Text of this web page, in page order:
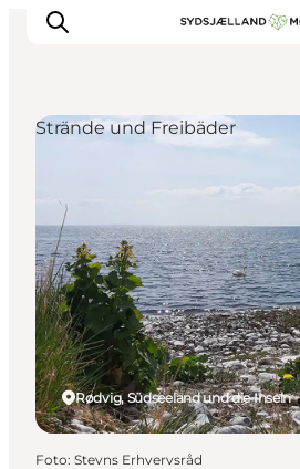
Städte und Orte
Events
Essen
Unterkunft
Reise planen
Rødvig, Südseeland und die Inseln
Strände und Freibäder
Foto: Stevns Erhvervsråd